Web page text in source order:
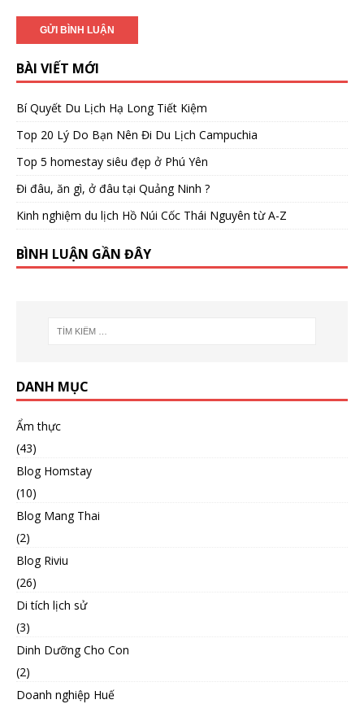
BÀI VIẾT MỚI
Bí Quyết Du Lịch Hạ Long Tiết Kiệm
Top 20 Lý Do Bạn Nên Đi Du Lịch Campuchia
Top 5 homestay siêu đẹp ở Phú Yên
Đi đâu, ăn gì, ở đâu tại Quảng Ninh ?
Kinh nghiệm du lịch Hồ Núi Cốc Thái Nguyên từ A-Z
BÌNH LUẬN GẦN ĐÂY
DANH MỤC
Ẩm thực
(43)
Blog Homstay
(10)
Blog Mang Thai
(2)
Blog Riviu
(26)
Di tích lịch sử
(3)
Dinh Dưỡng Cho Con
(2)
Doanh nghiệp Huế